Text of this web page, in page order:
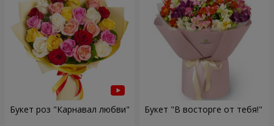
Букет роз "Карнавал любви" Букет "В восторге от тебя!"